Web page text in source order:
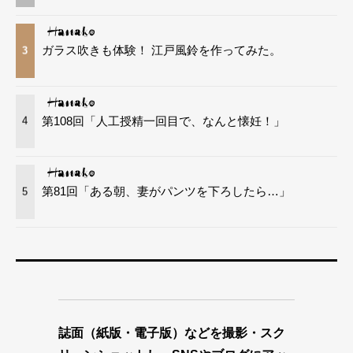
3 ガラス吹きも体験！ 江戸風鈴を作ってみた。
4 第108回「人工授精一回目で、なんと懐妊！」
5 第81回「ある朝、妻がパンツを下ろしたら…」
誌面（紙版・電子版）などを撮影・スク